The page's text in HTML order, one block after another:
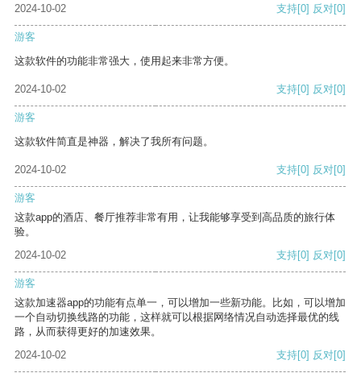
2024-10-02 支持[0] 反对[0]
游客
这款软件的功能非常强大，使用起来非常方便。
2024-10-02 支持[0] 反对[0]
游客
这款软件简直是神器，解决了我所有问题。
2024-10-02 支持[0] 反对[0]
游客
这款app的酒店、餐厅推荐非常有用，让我能够享受到高品质的旅行体
验。
2024-10-02
支持[0] 反对[0]
游客
这款加速器app的功能有点单一，可以增加一些新功能。比如，可以增加
一个自动切换线路的功能，这样就可以根据网络情况自动选择最优的线
路，从而获得更好的加速效果。
2024-10-02
支持[0] 反对[0]